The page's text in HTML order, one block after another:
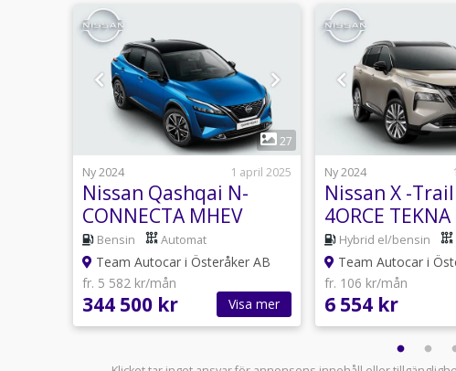
1
27
Ny 2024
1 april 2025
Nissan Qashqai N-
CONNECTA MHEV
Bensin Automat
Team Autocar i Österåker AB
fr. 5 582 kr/mån
344 500 kr Visa mer
Ny 2024
Nissan X -Trail
4ORCE TEKNA
KAMPANJ INK
Hybrid el/bensin
Team Autocar i
fr. 106 kr/mån
6 554 kr